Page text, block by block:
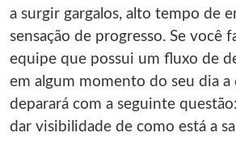
a surgir gargalos, alto tempo de
sensação de progresso. Se você
equipe que possui um fluxo de
em algum momento do seu dia a
deparará com a seguinte
dar visibilidade de como está a